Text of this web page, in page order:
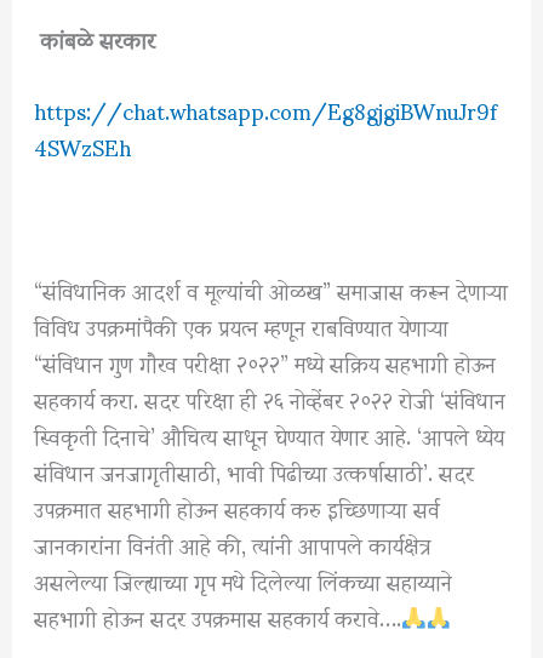
कांबळे सरकार
https://chat.whatsapp.com/Eg8gjgiBWnuJr9f
4SWzSEh
“संविधानिक आदर्श व मूल्यांची ओळख” समाजास करून देणाऱ्या
विविध उपक्रमांपैकी एक प्रयत्न म्हणून राबविण्यात येणाऱ्या
“संविधान गुण गौरव परीक्षा २०२२” मध्ये सक्रिय सहभागी होऊन
सहकार्य करा. सदर परिक्षा ही २६ नोव्हेंबर २०२२ रोजी ‘संविधान
स्विकृती दिनाचे’ औचित्य साधून घेण्यात येणार आहे. ‘आपले ध्येय
संविधान जनजागृतीसाठी, भावी पिढीच्या उत्कर्षासाठी’. सदर
उपक्रमात सहभागी होऊन सहकार्य करु इच्छिणाऱ्या सर्व
जानकारांना विनंती आहे की, त्यांनी आपापले कार्यक्षेत्र
असलेल्या जिल्ह्याच्या गृप मधे दिलेल्या लिंकच्या सहाय्याने
सहभागी होऊन सदर उपक्रमास सहकार्य करावे….